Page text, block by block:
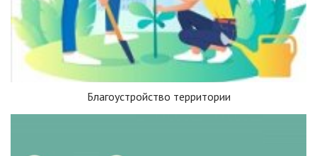
Благоустройство территории